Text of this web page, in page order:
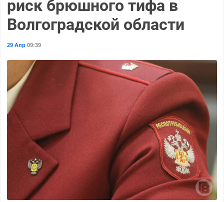
риск брюшного тифа в
Волгоградской области
29 Апр09:39